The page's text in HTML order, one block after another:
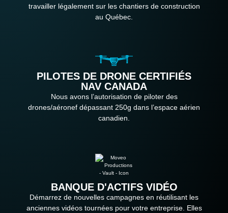
travailler légalement sur les chantiers de construction
au Québec.
PILOTES DE DRONE CERTIFIÉS
NAV CANADA
Nous avons l’autorisation de piloter des
drones/aéronef dépassant 250g dans l’espace aérien
canadien.
BANQUE D'ACTIFS VIDÉO
Démarrez de nouvelles campagnes en réutilisant les
anciennes vidéos tournées pour votre entreprise. Elles